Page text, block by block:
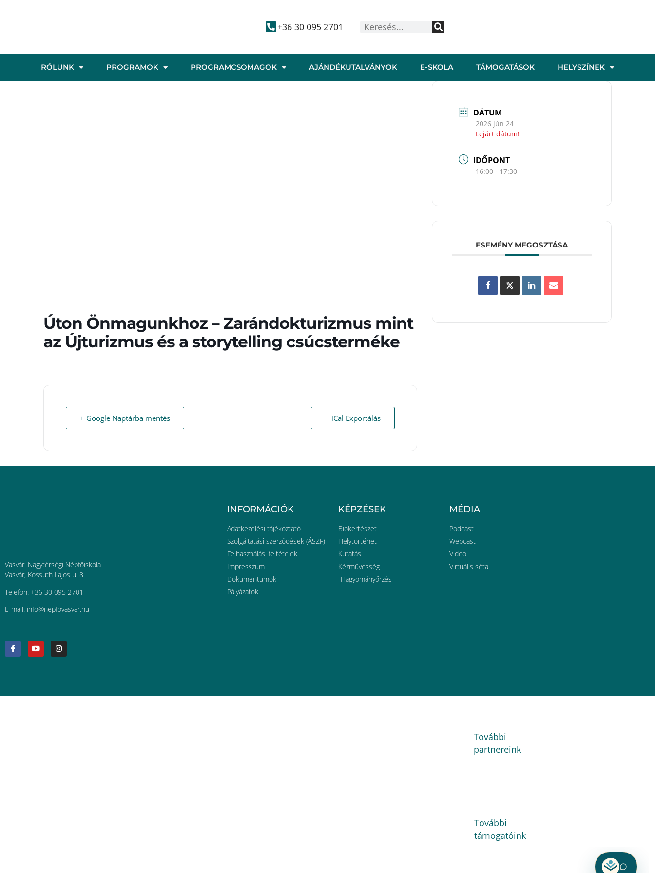
+36 30 095 2701
RÓLUNK PROGRAMOK PROGRAMCSOMAGOK AJÁNDÉKUTALVÁNYOK E-SKOLA TÁMOGATÁSOK HELYSZÍNEK
Úton Önmagunkhoz – Zarándokturizmus mint
az Újturizmus és a storytelling csúcsterméke
+ Google Naptárba mentés + iCal Exportálás
DÁTUM
2026 jún 24
Lejárt dátum!
IDŐPONT
16:00 - 17:30
ESEMÉNY MEGOSZTÁSA
Vasvári Nagytérségi Népfőiskola
Vasvár, Kossuth Lajos u. 8.
Telefon: +36 30 095 2701
E-mail: uh.ravsavofpen@ofni
INFORMÁCIÓK
Adatkezelési tájékoztató
Szolgáltatási szerződések (ÁSZF)
Felhasználási feltételek
Impresszum
Dokumentumok
Pályázatok
KÉPZÉSEK
Biokertészet
Helytörténet
Kutatás
Kézművesség
Hagyományőrzés
MÉDIA
Podcast
Webcast
Video
Virtuális séta
További
partnereink
További
támogatóink